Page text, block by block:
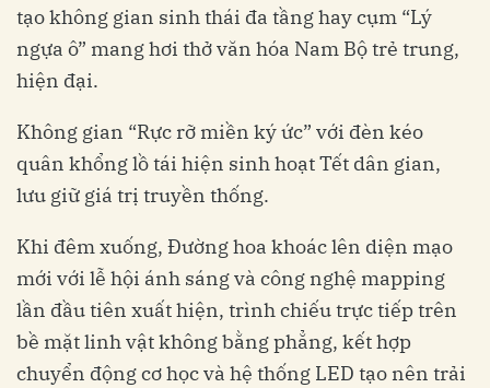
tạo không gian sinh thái đa tầng hay cụm “Lý
ngựa ô” mang hơi thở văn hóa Nam Bộ trẻ trung,
hiện đại.
Không gian “Rực rỡ miền ký ức” với đèn kéo
quân khổng lồ tái hiện sinh hoạt Tết dân gian,
lưu giữ giá trị truyền thống.
Khi đêm xuống, Đường hoa khoác lên diện mạo
mới với lễ hội ánh sáng và công nghệ mapping
lần đầu tiên xuất hiện, trình chiếu trực tiếp trên
bề mặt linh vật không bằng phẳng, kết hợp
chuyển động cơ học và hệ thống LED tạo nên trải